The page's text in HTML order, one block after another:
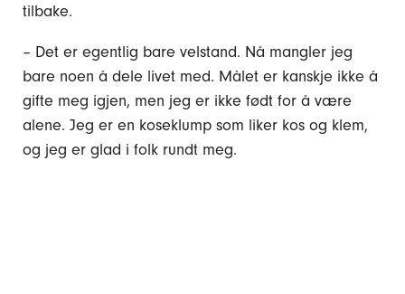
tilbake.
– Det er egentlig bare velstand. Nå mangler jeg
bare noen å dele livet med. Målet er kanskje ikke å
gifte meg igjen, men jeg er ikke født for å være
alene. Jeg er en koseklump som liker kos og klem,
og jeg er glad i folk rundt meg.